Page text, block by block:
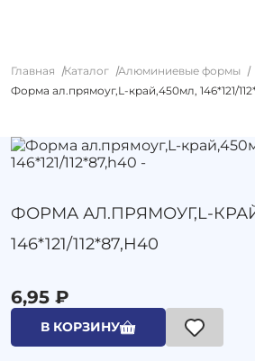
Главная Каталог
Алюминиевые формы
Форма ал.прямоуг,L-край,450мл, 146*121/
ФОРМА АЛ.ПРЯМОУГ,L-
146*121/112*87,H40
6,95 ₽
В КОРЗИНУ